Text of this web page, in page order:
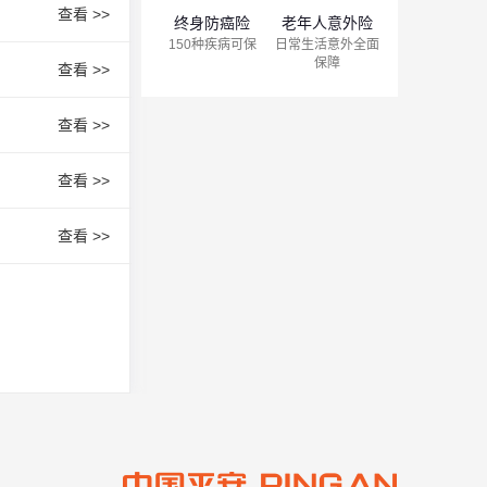
查看 >>
查看 >>
查看 >>
查看 >>
查看 >>
终身防癌险
150种疾病可保
老年人意外险
日常生活意外全面
保障